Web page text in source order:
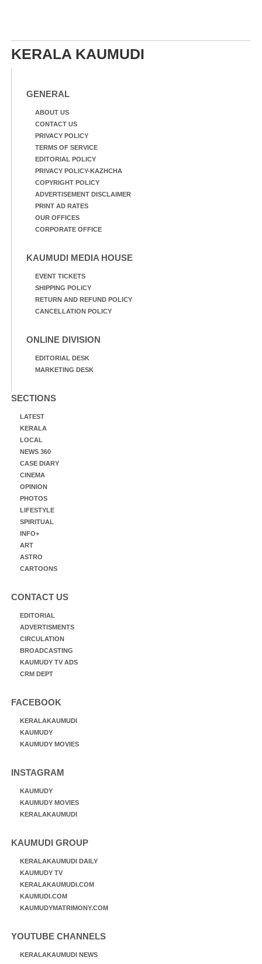
KERALA KAUMUDI
GENERAL
ABOUT US
CONTACT US
PRIVACY POLICY
TERMS OF SERVICE
EDITORIAL POLICY
PRIVACY POLICY-KAZHCHA
COPYRIGHT POLICY
ADVERTISEMENT DISCLAIMER
PRINT AD RATES
OUR OFFICES
CORPORATE OFFICE
KAUMUDI MEDIA HOUSE
EVENT TICKETS
SHIPPING POLICY
RETURN AND REFUND POLICY
CANCELLATION POLICY
ONLINE DIVISION
EDITORIAL DESK
MARKETING DESK
SECTIONS
LATEST
KERALA
LOCAL
NEWS 360
CASE DIARY
CINEMA
OPINION
PHOTOS
LIFESTYLE
SPIRITUAL
INFO+
ART
ASTRO
CARTOONS
CONTACT US
EDITORIAL
ADVERTISMENTS
CIRCULATION
BROADCASTING
KAUMUDY TV ADS
CRM DEPT
FACEBOOK
KERALAKAUMUDI
KAUMUDY
KAUMUDY MOVIES
INSTAGRAM
KAUMUDY
KAUMUDY MOVIES
KERALAKAUMUDI
KAUMUDI GROUP
KERALAKAUMUDI DAILY
KAUMUDY TV
KERALAKAUMUDI.COM
KAUMUDI.COM
KAUMUDYMATRIMONY.COM
YOUTUBE CHANNELS
KERALAKAUMUDI NEWS